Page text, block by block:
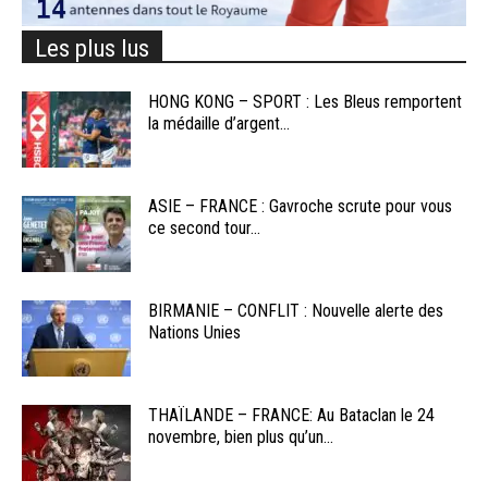
Les plus lus
HONG KONG – SPORT : Les Bleus remportent
la médaille d’argent...
ASIE – FRANCE : Gavroche scrute pour vous
ce second tour...
BIRMANIE – CONFLIT : Nouvelle alerte des
Nations Unies
THAÏLANDE – FRANCE: Au Bataclan le 24
novembre, bien plus qu’un...